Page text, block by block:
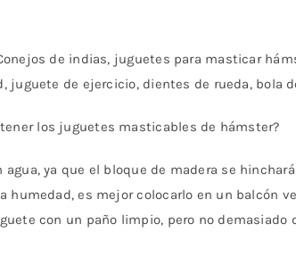
de indias, juguetes para masticar
juguete de ejercicio, dientes de rueda, bola
los juguetes masticables de hámster?
agua, ya que el bloque de madera se
humedad, es mejor colocarlo en un balcón
con un paño limpio, pero no demasiado